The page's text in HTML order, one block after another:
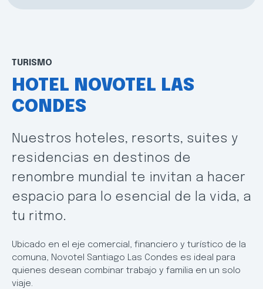
TURISMO
HOTEL NOVOTEL LAS
CONDES
Nuestros hoteles, resorts, suites y
residencias en destinos de
renombre mundial te invitan a hacer
espacio para lo esencial de la vida, a
tu ritmo.
Ubicado en el eje comercial, financiero y turístico de la
comuna, Novotel Santiago Las Condes es ideal para
quienes desean combinar trabajo y familia en un solo
viaje.